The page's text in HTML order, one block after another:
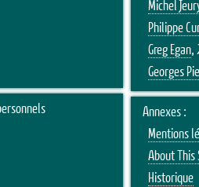
Michel
Philippe
Greg Egan,
Georges
Annexes :
Mentions
About This
Historique